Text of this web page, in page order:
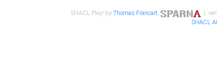
SHACL Play! byThomas Francart,
|
SHACL